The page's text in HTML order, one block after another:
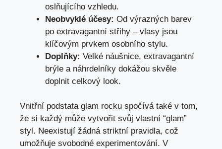
oslňujícího vzhledu.
Neobvyklé účesy: Od výrazných barev
po extravagantní střihy – vlasy jsou
klíčovým prvkem osobního stylu.
Doplňky: Velké náušnice, extravagantní
brýle a náhrdelníky dokážou skvěle
doplnit celkový look.
Vnitřní podstata glam rocku spočívá také v tom,
že si každý může vytvořit svůj vlastní “glam”
styl. Neexistují žádná striktní pravidla, což
umožňuje svobodné experimentování. V